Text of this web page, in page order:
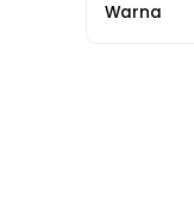
Warna